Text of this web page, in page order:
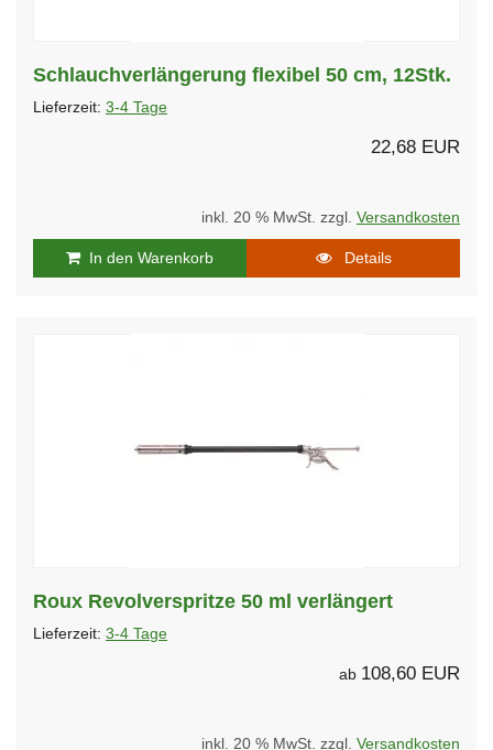
Schlauchverlängerung flexibel 50 cm, 12Stk.
Lieferzeit: 3-4 Tage
22,68 EUR
inkl. 20 % MwSt. zzgl. Versandkosten
In den Warenkorb Details
Roux Revolverspritze 50 ml verlängert
Lieferzeit: 3-4 Tage
ab 108,60 EUR
inkl. 20 % MwSt. zzgl. Versandkosten